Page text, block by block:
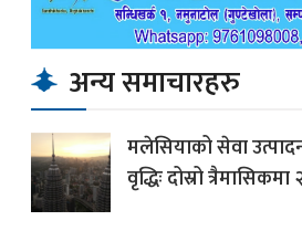
अन्य समाचारहरु
मलेसियाको सेवा
वृद्धिः दोस्रो